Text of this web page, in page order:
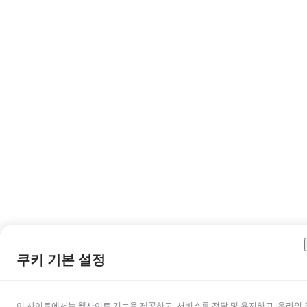
쿠키 기본 설정